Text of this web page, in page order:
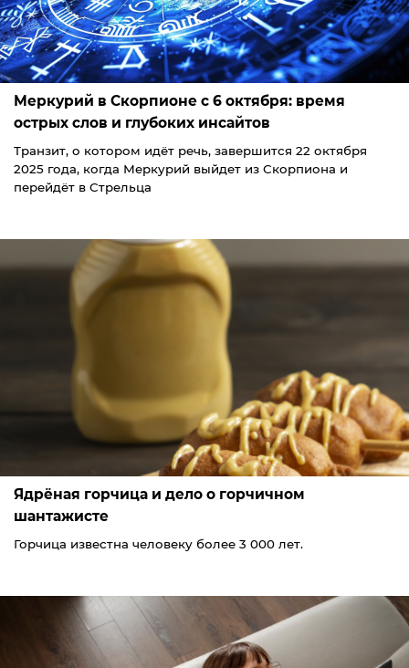
Меркурий в Скорпионе с 6 октября: время
острых слов и глубоких инсайтов
Транзит, о котором идёт речь, завершится 22 октября
2025 года, когда Меркурий выйдет из Скорпиона и
перейдёт в Стрельца
Ядрёная горчица и дело о горчичном
шантажисте
Горчица известна человеку более 3 000 лет.